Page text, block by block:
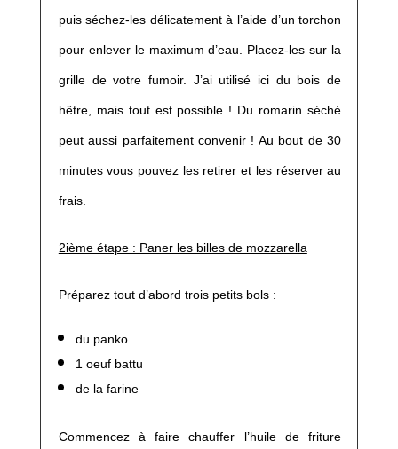
puis séchez-les délicatement à l’aide d’un torchon
pour enlever le maximum d’eau. Placez-les sur la
grille de votre fumoir. J’ai utilisé ici du bois de
hêtre, mais tout est possible ! Du romarin séché
peut aussi parfaitement convenir ! Au bout de 30
minutes vous pouvez les retirer et les réserver au
frais.
2ième étape : Paner les billes de mozzarella
Préparez tout d’abord trois petits bols :
du panko
1 oeuf battu
de la farine
Commencez à faire chauffer l’huile de friture